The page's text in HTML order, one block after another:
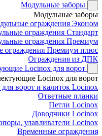
Модульные заборы
Модульные заборы
ограждения Эконом
ограждения Стандарт
ограждения Премиум
ограждения Премиум плюс
Ограждения из ДПК
Locinox для ворот
Locinox для ворот
ворот и калиток Locinox
Ответные планки
Петли Locinox
Доводчики Locinox
улавливатели Locinox
Временные ограждения